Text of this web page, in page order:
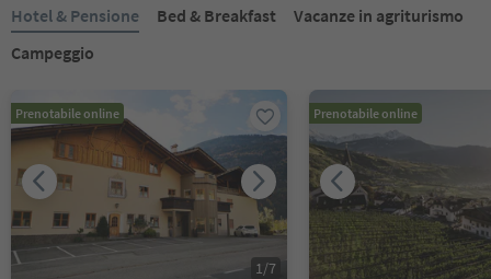
Hotel & Pensione Bed & Breakfast
Vacanze in agriturismo
Campeggio
Prenotabile online
1/7
Prenotabile online